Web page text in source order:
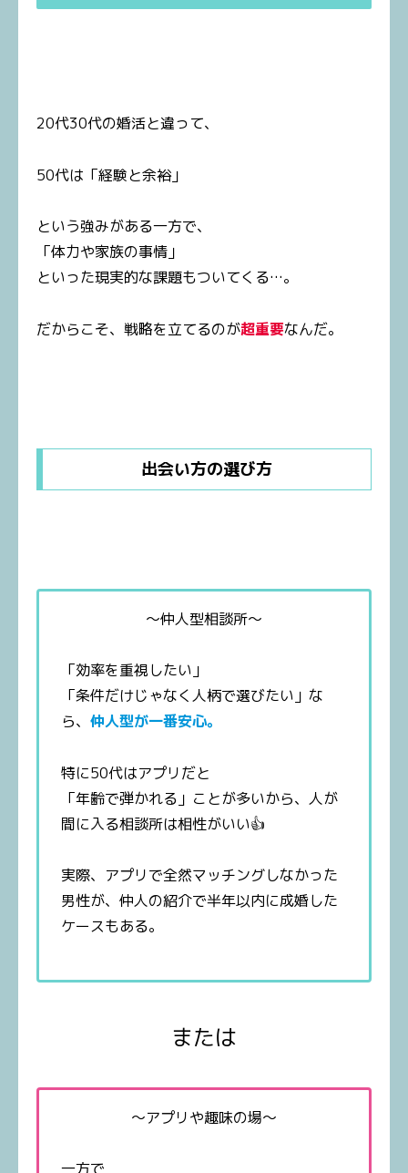
20代30代の婚活と違って、
50代は「経験と余裕」
という強みがある一方で、
「体力や家族の事情」
といった現実的な課題もついてくる…。
だからこそ、戦略を立てるのが超重要なんだ。
出会い方の選び方
～仲人型相談所～
「効率を重視したい」
「条件だけじゃなく人柄で選びたい」な
ら、 仲人型が一番安心。
特に50代はアプリだと
「年齢で弾かれる」ことが多いから、人が
間に入る相談所は相性がいい👍
実際、アプリで全然マッチングしなかった
男性が、仲人の紹介で半年以内に成婚した
ケースもある。
または
～アプリや趣味の場～
一方で